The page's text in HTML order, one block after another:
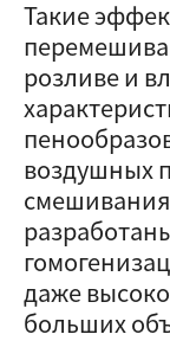
Такие
розливе и
воздушных
смешивания
даже
больших